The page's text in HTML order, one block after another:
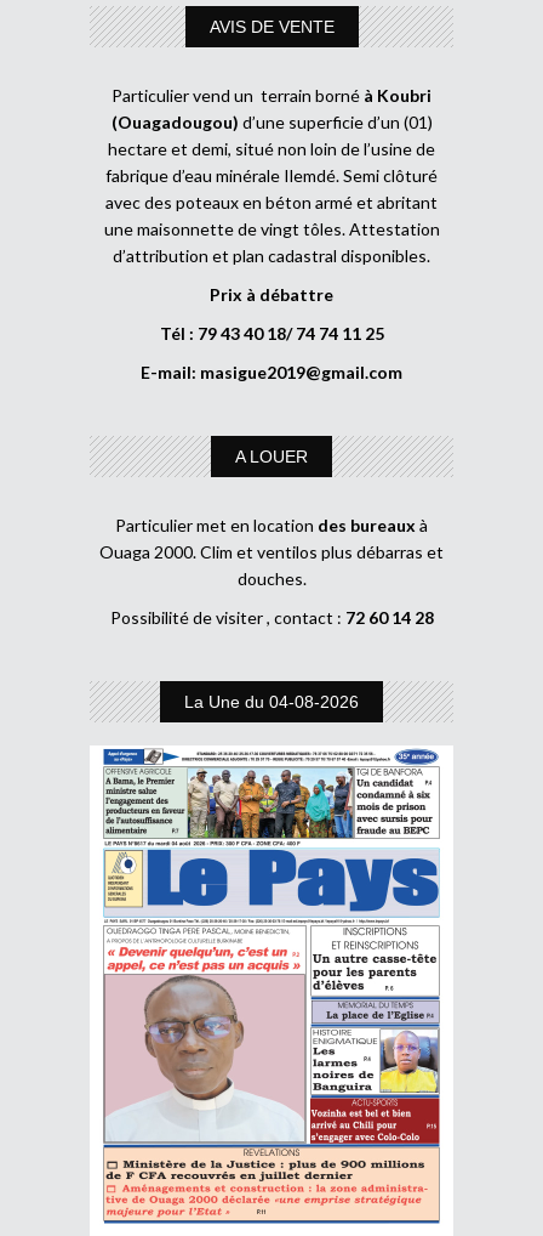
AVIS DE VENTE
Particulier vend un terrain borné à Koubri
(Ouagadougou) d’une superficie d’un (01)
hectare et demi, situé non loin de l’usine de
fabrique d’eau minérale Ilemdé. Semi clôturé
avec des poteaux en béton armé et abritant
une maisonnette de vingt tôles. Attestation
d’attribution et plan cadastral disponibles.
Prix à débattre
Tél : 79 43 40 18/ 74 74 11 25
E-mail: masigue2019@gmail.com
A LOUER
Particulier met en location des bureaux à
Ouaga 2000. Clim et ventilos plus débarras et
douches.
Possibilité de visiter , contact : 72 60 14 28
La Une du 04-08-2026